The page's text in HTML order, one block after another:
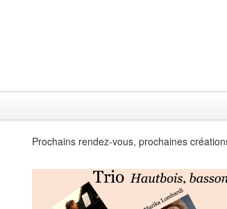
Prochains rendez-vous, prochaines